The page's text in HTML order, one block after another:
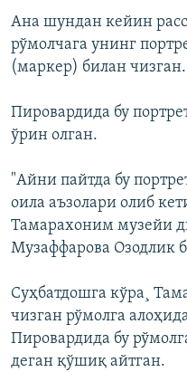
Ана шундан кейин
рўмолчага унинг
(маркер) билан чизган.
Пировардида бу
ўрин олган.
"Айни пайтда бу
оила аъзолари олиб
Тамарахоним музейи
Музаффарова Озодлик
Суҳбатдошга кўра¸
чизган рўмолга
Пировардида бу
деган қўшиқ айтган.